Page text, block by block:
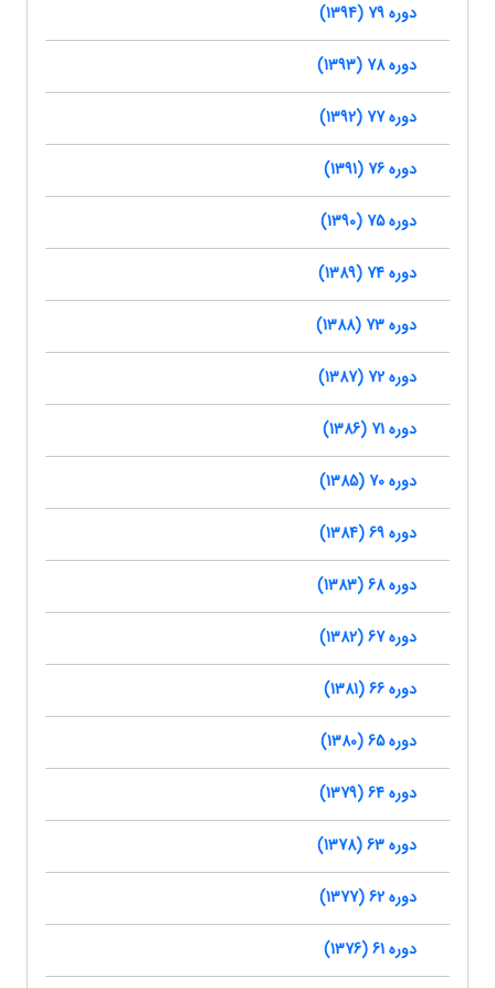
دوره 79 (1394)
دوره 78 (1393)
دوره 77 (1392)
دوره 76 (1391)
دوره 75 (1390)
دوره 74 (1389)
دوره 73 (1388)
دوره 72 (1387)
دوره 71 (1386)
دوره 70 (1385)
دوره 69 (1384)
دوره 68 (1383)
دوره 67 (1382)
دوره 66 (1381)
دوره 65 (1380)
دوره 64 (1379)
دوره 63 (1378)
دوره 62 (1377)
دوره 61 (1376)